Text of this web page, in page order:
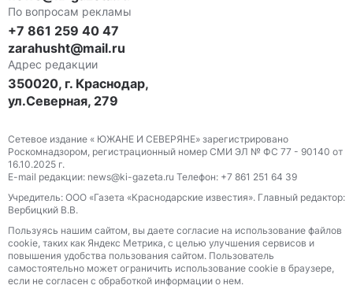
По вопросам рекламы
+7 861 259 40 47
zarahusht@mail.ru
Адрес редакции
350020, г. Краснодар,
ул.Северная, 279
Сетевое издание « ЮЖАНЕ И СЕВЕРЯНЕ» зарегистрировано
Роскомнадзором, регистрационный номер СМИ ЭЛ № ФС 77 - 90140 от
16.10.2025 г.
E-mail редакции: news@ki-gazeta.ru Телефон: +7 861 251 64 39
Учредитель: ООО «Газета «Краснодарские известия». Главный редактор:
Вербицкий В.В.
Пользуясь нашим сайтом, вы даете согласие на использование файлов
сооkіе, таких как Яндекс Метрика, с целью улучшения сервисов и
повышения удобства пользования сайтом. Пользователь
самостоятельно может ограничить использование сооkіе в браузере,
если не согласен с обработкой информации о нем.